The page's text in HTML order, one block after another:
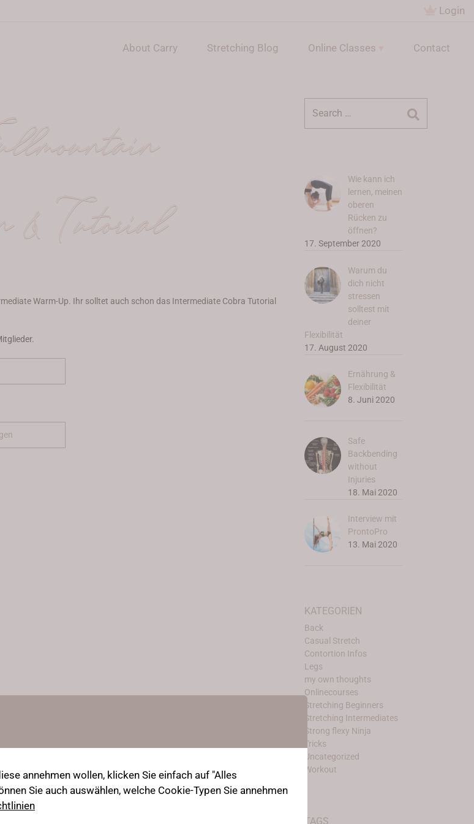
Login
About Carry Stretching Blog Online Classes Contact
& Tutorial
Warm-Up. Ihr solltet auch schon das Intermediate Cobra Tutorial
nach:
Wie kann ich
lernen, meinen
oberen
Rücken zu
öffnen?
17. September 2020
Warum du
dich nicht
stressen
solltest mit
deiner
Flexibilität
17. August 2020
Ernährung &
Flexibilität
8. Juni 2020
Safe
Backbending
without
Injuries
18. Mai 2020
Interview mit
ProntoPro
13. Mai 2020
KATEGORIEN
Back
Casual Stretch
Contortion Infos
Legs
my own thoughts
Onlinecourses
Stretching Beginners
Stretching Intermediates
Strong flexy Ninja
Tricks
Uncategorized
Workout
TAGS
annehmen wollen, klicken Sie einfach auf "Alles
Sie auch auswählen, welche Cookie-Typen Sie annehmen